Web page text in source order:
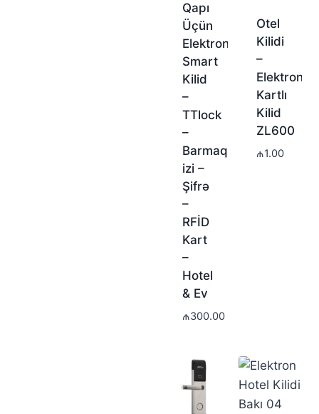
Qapı
Üçün
Elektron
Smart
Kilid
–
TTlock
–
Barmaq
izi –
Şifrə
–
RFİD
Kart
–
Hotel
& Ev
₼300.00
Otel
Kilidi
–
Elektron
Kartlı
Kilid
ZL600
₼1.00